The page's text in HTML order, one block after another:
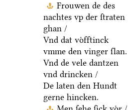
Frouwen de des
nachtes vp der ſtraten
ghan /
Vnd dat voͤfftinck
vmme den vinger ſlan.
Vnd de vele dantzen
vnd drincken /
De laten den Hundt
gerne hincken.